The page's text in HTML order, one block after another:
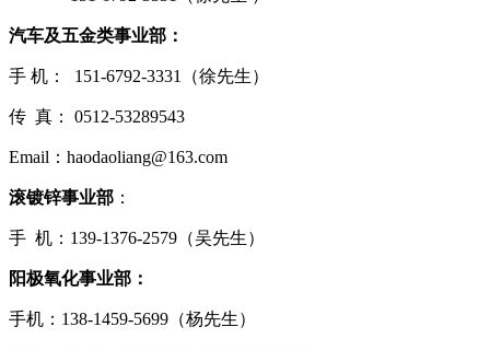
汽车及五金类事业部：
手 机： 151-6792-3331（徐先生）
传 真： 0512-53289543
Email：haodaoliang@163.com
滚镀锌事业部 ：
手 机：139-1376-2579（吴先生）
阳极氧化事业部：
手机：138-1459-5699（杨先生）